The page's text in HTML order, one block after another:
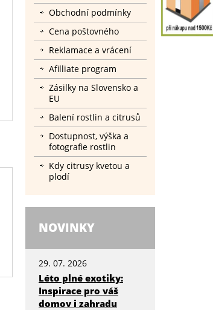
Obchodní podmínky
Cena poštovného
Reklamace a vrácení
Afilliate program
Zásilky na Slovensko a
EU
Balení rostlin a citrusů
Dostupnost, výška a
fotografie rostlin
Kdy citrusy kvetou a
plodí
NOVINKY
29. 07. 2026
Léto plné exotiky:
Inspirace pro váš
domov i zahradu